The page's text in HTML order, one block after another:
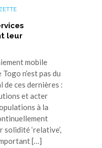
leur
mobile
n’est pas du
ces dernières :
et acter
à la
‘relative’,
[…]